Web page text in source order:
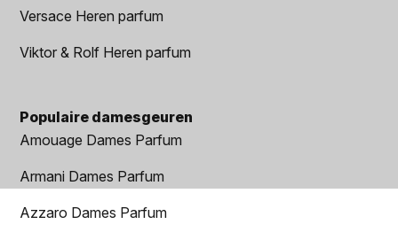
Versace Heren parfum
Viktor & Rolf Heren parfum
Populaire damesgeuren
Amouage Dames Parfum
Armani Dames Parfum
Azzaro Dames Parfum